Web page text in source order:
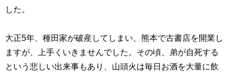
した。
大正5年、種田家が破産してしまい、熊本で古書店を開業し
ますが、上手くいきませんでした。その頃、弟が自死する
という悲しい出来事もあり、山頭火は毎日お酒を大量に飲